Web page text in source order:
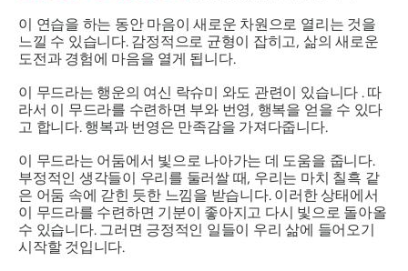
이 연습을 하는 동안 마음이 새로운 차원으로 열리는 것을
느낄 수 있습니다. 감정적으로 균형이 잡히고, 삶의 새로운
도전과 경험에 마음을 열게 됩니다.
이 무드라는 행운의 여신 락슈미 와도 관련이 있습니다 . 따
라서 이 무드라를 수련하면 부와 번영, 행복을 얻을 수 있다
고 합니다. 행복과 번영은 만족감을 가져다줍니다.
이 무드라는 어둠에서 빛으로 나아가는 데 도움을 줍니다.
부정적인 생각들이 우리를 둘러쌀 때, 우리는 마치 칠흑 같
은 어둠 속에 갇힌 듯한 느낌을 받습니다. 이러한 상태에서
이 무드라를 수련하면 기분이 좋아지고 다시 빛으로 돌아올
수 있습니다. 그러면 긍정적인 일들이 우리 삶에 들어오기
시작할 것입니다.